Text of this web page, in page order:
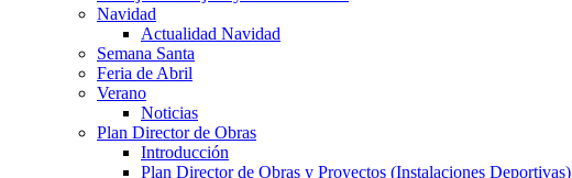
Navidad
Actualidad Navidad
Semana Santa
Feria de Abril
Verano
Noticias
Plan Director de Obras
Introducción
Plan Director de Obras y Proyectos (Instalaciones Deportivas)